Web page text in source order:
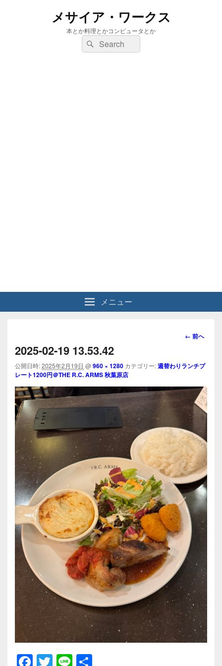
メサイア・ワークス
本とか料理とかコンピュータとか
検
索:
検
索
メニュー
画
ビ
ー
シ
ョ
ン
← 前へ
2025-02-19 13.53.42
公開日時:2025年2月19日 @960 × 1280 カテゴリー:週替わりランチプ
レート1200円＠THE R.C. ARMS 秋葉原店